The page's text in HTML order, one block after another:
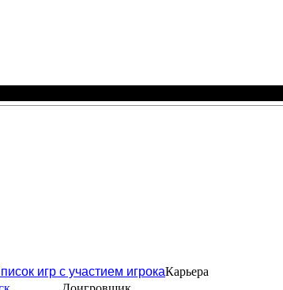
игр с участием игрокаКарьера